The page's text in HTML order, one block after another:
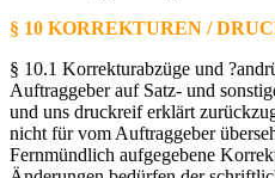
§ 10 KORREKTUREN /
§ 10.1 Korrekturabzüge und
Auftraggeber auf Satz- und
und uns druckreif erklärt
nicht für vom Auftraggeber
Fernmündlich aufgegebene